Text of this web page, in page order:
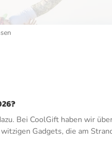
Bei CoolGift haben wir
Gadgets, die am